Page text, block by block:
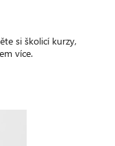
si školicí kurzy,
více.